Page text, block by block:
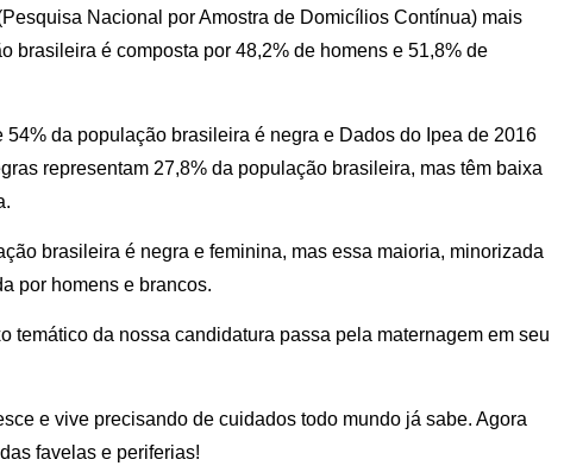
Nacional por Amostra de Domicílios Contínua) mais
brasileira é composta por 48,2% de homens e 51,8% de
54% da população brasileira é negra e Dados do Ipea de 2016
representam 27,8% da população brasileira, mas têm baixa
brasileira é negra e feminina, mas essa maioria, minorizada
por homens e brancos.
temático da nossa candidatura passa pela maternagem em seu
e vive precisando de cuidados todo mundo já sabe. Agora
favelas e periferias!